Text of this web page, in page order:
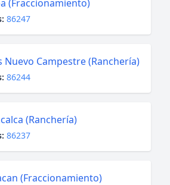
(Fraccionamiento)
86247
Nuevo Campestre (Ranchería)
86244
(Ranchería)
86237
(Fraccionamiento)